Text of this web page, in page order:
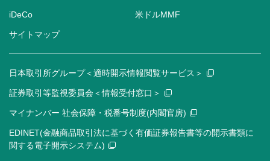
iDeCo 米ドルMMF
サイトマップ
日本取引所グループ＜適時開示情報閲覧サービス＞
証券取引等監視委員会＜情報受付窓口＞
マイナンバー 社会保障・税番号制度(内閣官房)
EDINET(金融商品取引法に基づく有価証券報告書等の開示書類に
関する電子開示システム)